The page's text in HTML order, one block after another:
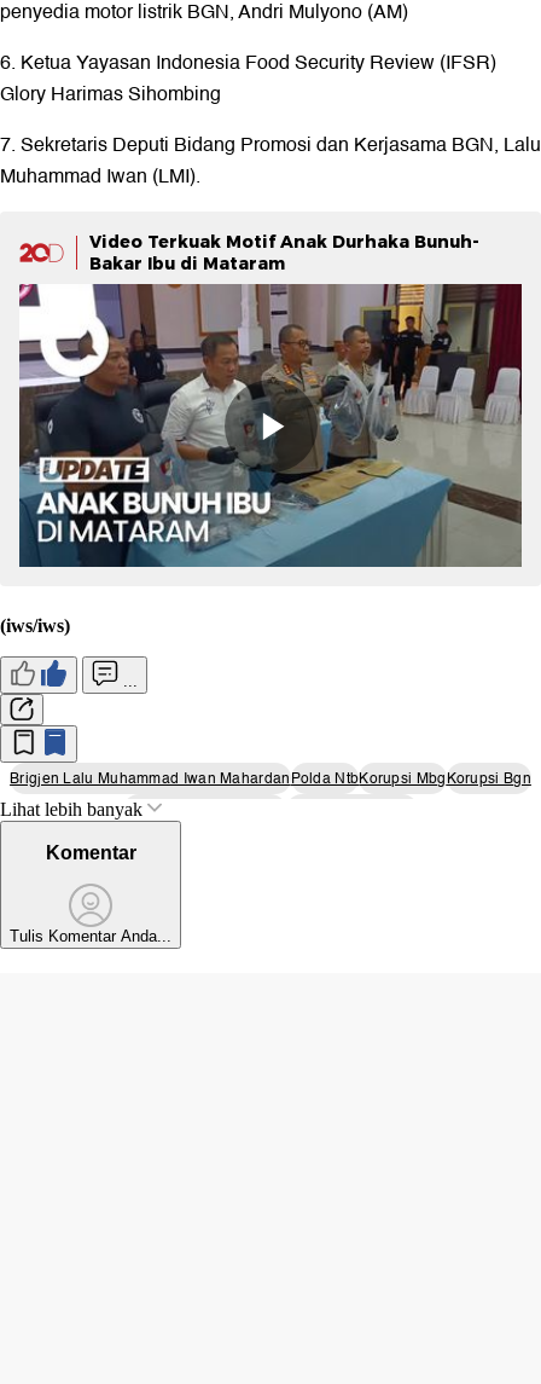
penyedia motor listrik BGN, Andri Mulyono (AM)
6. Ketua Yayasan Indonesia Food Security Review (IFSR)
Glory Harimas Sihombing
7. Sekretaris Deputi Bidang Promosi dan Kerjasama BGN, Lalu
Muhammad Iwan (LMI).
Video Terkuak Motif Anak Durhaka Bunuh-
Bakar Ibu di Mataram
(iws/iws)
Brigjen Lalu Muhammad Iwan MahardanPolda NtbKorupsi MbgKorupsi Bgn
Tersangka Korupsi Mbg
Lihat lebih banyak
Komentar
Tulis Komentar Anda...